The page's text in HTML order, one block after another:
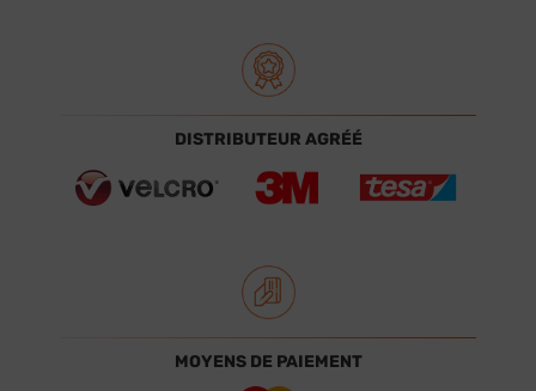
DISTRIBUTEUR AGRÉÉ
MOYENS DE PAIEMENT